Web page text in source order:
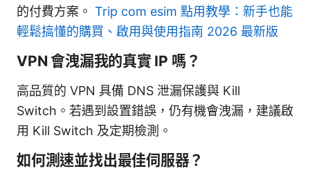
的付費方案。 Trip com esim 點用教學：新手也能
輕鬆搞懂的購買、啟用與使用指南 2026 最新版
VPN 會洩漏我的真實 IP 嗎？
高品質的 VPN 具備 DNS 泄漏保護與 Kill
Switch。若遇到設置錯誤，仍有機會洩漏，建議啟
用 Kill Switch 及定期檢測。
如何測速並找出最佳伺服器？